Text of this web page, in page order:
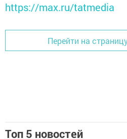
https://max.ru/tatmedia
Перейти на
Топ 5 новостей